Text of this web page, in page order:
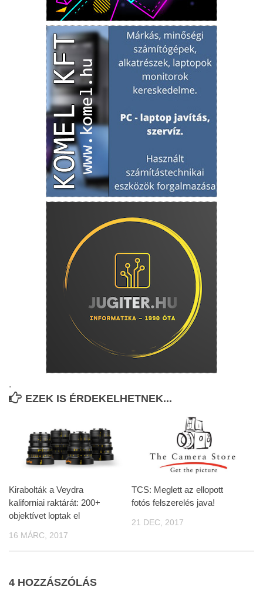
.
EZEK IS ÉRDEKELHETNEK...
Kirabolták a Veydra
kaliforniai raktárát: 200+
objektívet loptak el
16 MÁRC, 2017
TCS: Meglett az ellopott
fotós felszerelés java!
21 DEC, 2017
4 HOZZÁSZÓLÁS